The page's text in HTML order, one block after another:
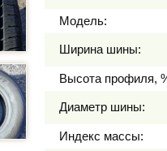
Модель:
Ширина шины:
Высота профиля,
Диаметр шины:
Индекс массы: